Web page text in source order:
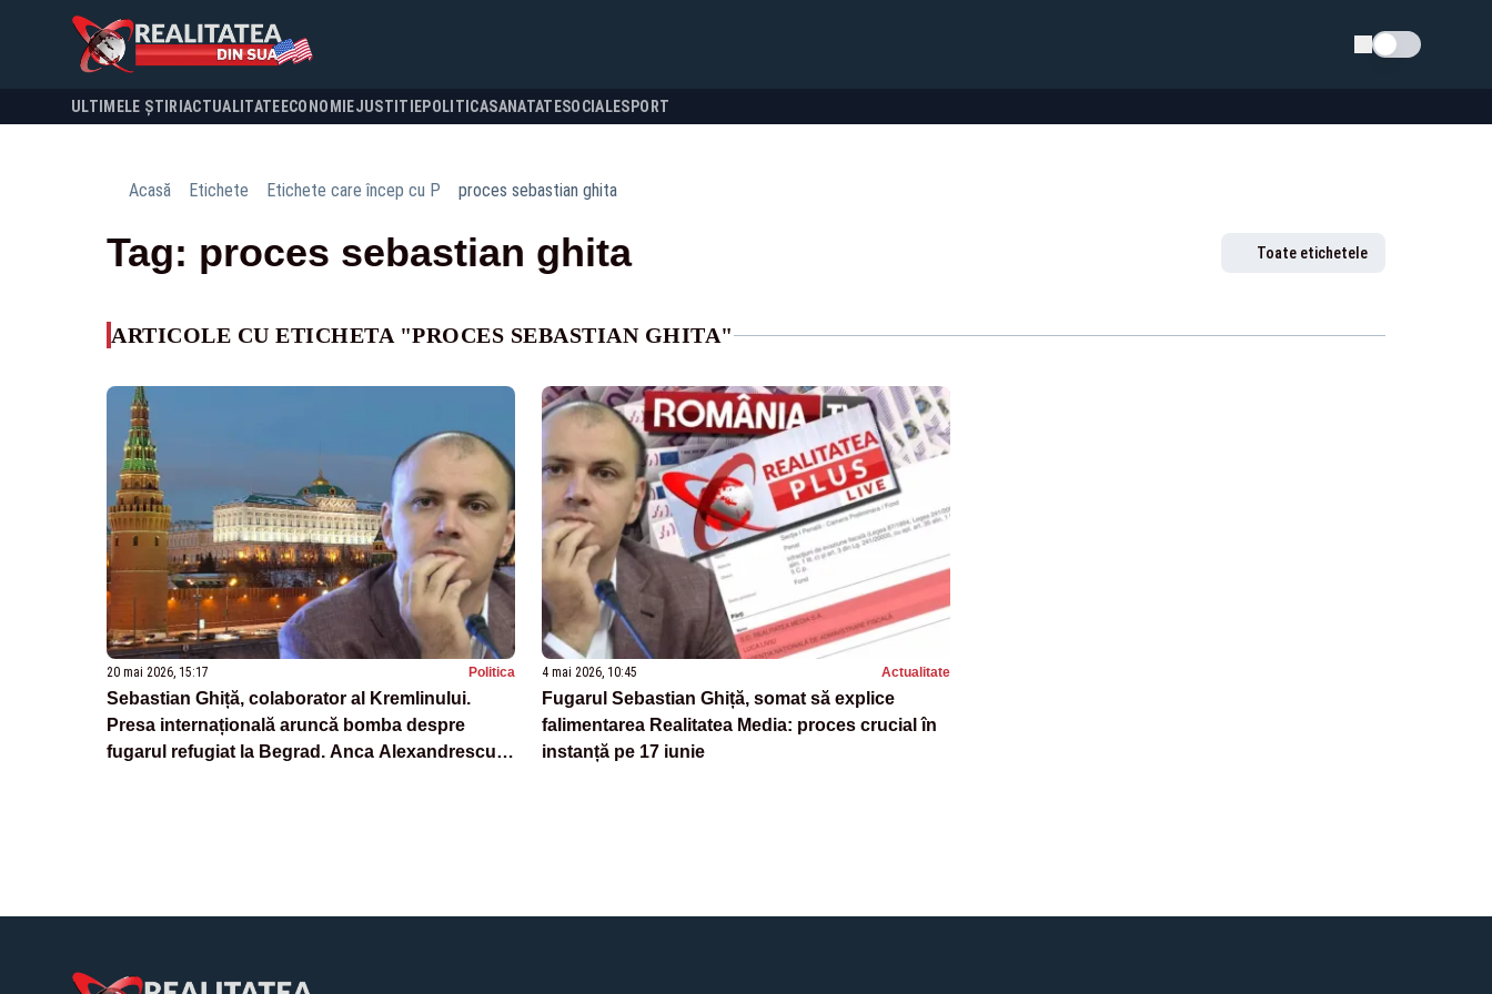
Schimba tema
ULTIMELE ȘTIRI ACTUALITATE ECONOMIEJUSTITIEPOLITICASANATATESOCIALESPORT
Acasă Etichete Etichete care încep cu P proces sebastian ghita
Tag: proces sebastian ghita Toate etichetele
ARTICOLE CU ETICHETA "PROCES SEBASTIAN GHITA"
20 mai 2026, 15:17 Politica
Sebastian Ghiță, colaborator al Kremlinului.
Presa internațională aruncă bomba despre
fugarul refugiat la Begrad. Anca Alexandrescu:
4 mai 2026, 10:45 Actualitate
Fugarul Sebastian Ghiță, somat să explice
falimentarea Realitatea Media: proces crucial în
instanță pe 17 iunie